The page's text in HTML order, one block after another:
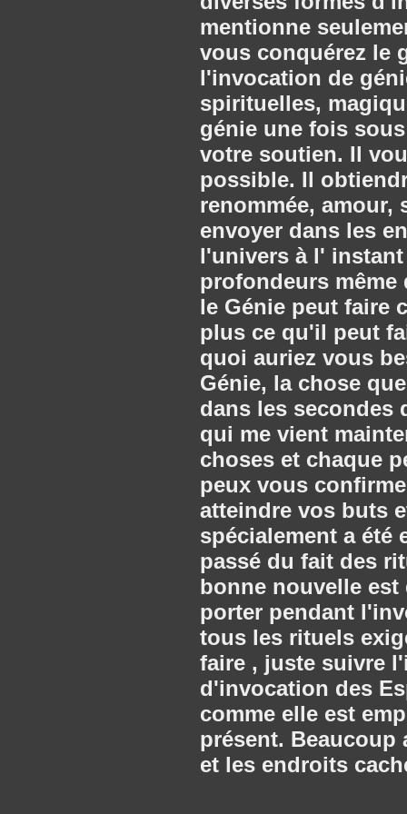
mentionne
vous conquérez le
l'invocation de
spirituelles,
génie une fois
votre soutien. Il
possible. Il
renommée,
envoyer dans les
l'univers à l' instant
profondeurs
le Génie peut faire
plus ce qu'il peut
quoi auriez vous
Génie, la chose
dans les secondes
qui me vient
choses et chaque
peux vous
atteindre vos buts
spécialement a été
passé du fait des
bonne nouvelle
porter pendant
tous les rituels
faire , juste suivre
d'invocation des
comme elle est
présent. Beaucoup
et les endroits